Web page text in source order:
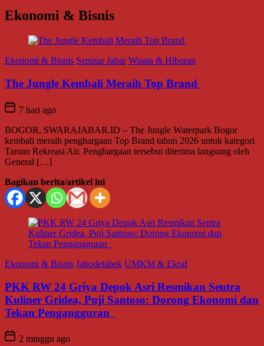
Ekonomi & Bisnis
Ekonomi & Bisnis Seputar Jabar Wisata & Hiburan
The Jungle Kembali Meraih Top Brand
7 hari ago
BOGOR, SWARAJABAR.ID – The Jungle Waterpark Bogor
kembali meraih penghargaan Top Brand tahun 2026 untuk kategori
Taman Rekreasi Air. Penghargaan tersebut diterima langsung oleh
General […]
Bagikan berita/artikel ini
Ekonomi & Bisnis Jabodetabek UMKM & Ekraf
PKK RW 24 Griya Depok Asri Resmikan Sentra
Kuliner Gridea, Puji Santoso: Dorong Ekonomi dan
Tekan Pengangguran
2 minggu ago